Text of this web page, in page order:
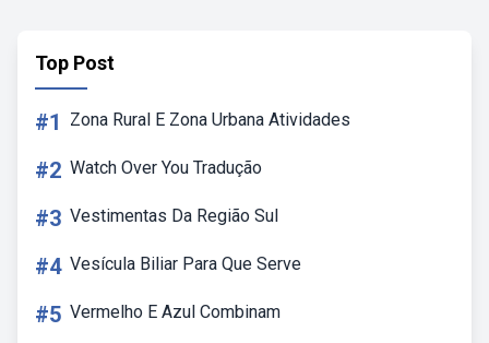
Top Post
#1 Zona Rural E Zona Urbana Atividades
#2 Watch Over You Tradução
#3 Vestimentas Da Região Sul
#4 Vesícula Biliar Para Que Serve
#5 Vermelho E Azul Combinam